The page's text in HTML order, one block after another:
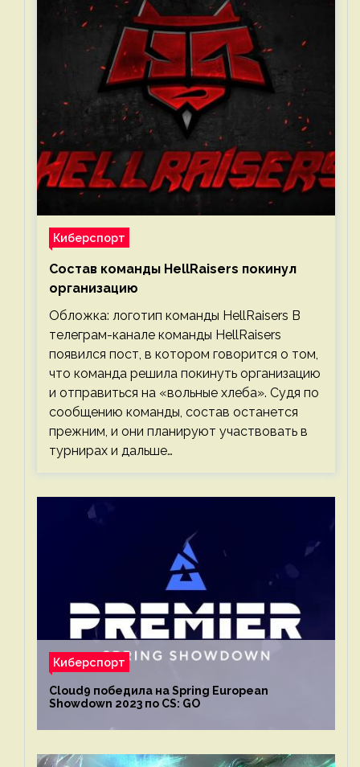
Киберспорт
Состав команды HellRaisers покинул
организацию
Обложка: логотип команды HellRaisers В
телеграм-канале команды HellRaisers
появился пост, в котором говорится о том,
что команда решила покинуть организацию
и отправиться на «вольные хлеба». Судя по
сообщению команды, состав останется
прежним, и они планируют участвовать в
турнирах и дальше…
Киберспорт
Cloud9 победила на Spring European
Showdown 2023 по CS: GO